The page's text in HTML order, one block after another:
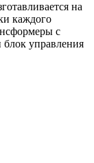
на
каждого
с
управления